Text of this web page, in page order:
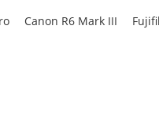
trội trong phân khúc
Canon R6 Mark III